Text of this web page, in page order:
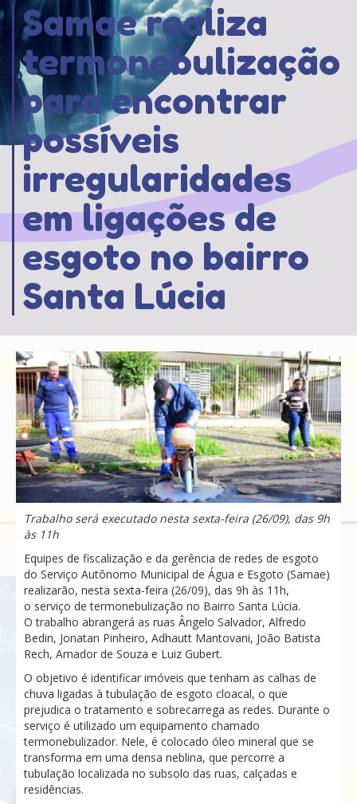
Samae realiza
termonebulização
para encontrar
possíveis
irregularidades
em ligações de
esgoto no bairro
Santa Lúcia
Trabalho será executado nesta sexta-feira (26/09), das 9h
às 11h
Equipes de fiscalização e da gerência de redes de esgoto
do Serviço Autônomo Municipal de Água e Esgoto (Samae)
realizarão, nesta sexta-feira (26/09), das 9h às 11h,
o serviço de termonebulização no Bairro Santa Lúcia.
O trabalho abrangerá as ruas Ângelo Salvador, Alfredo
Bedin, Jonatan Pinheiro, Adhautt Mantovani, João Batista
Rech, Amador de Souza e Luiz Gubert.
O objetivo é identificar imóveis que tenham as calhas de
chuva ligadas à tubulação de esgoto cloacal, o que
prejudica o tratamento e sobrecarrega as redes. Durante o
serviço é utilizado um equipamento chamado
termonebulizador. Nele, é colocado óleo mineral que se
transforma em uma densa neblina, que percorre a
tubulação localizada no subsolo das ruas, calçadas e
residências.